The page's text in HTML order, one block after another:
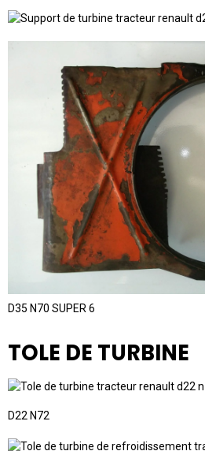
D35 N70 SUPER 6
TOLE DE TURBINE
D22 N72